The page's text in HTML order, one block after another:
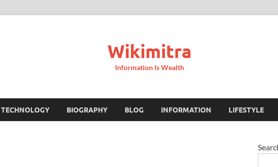
Wikimitra
Information Is Wealth
TECHNOLOGY BIOGRAPHY BLOG INFORMATION LIFESTYLE